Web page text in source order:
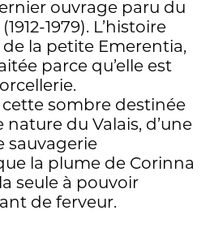
ouvrage paru du
1979). L’histoire
la petite Emerentia,
parce qu’elle est
sombre destinée
du Valais, d’une
sauvagerie
la plume de Corinna
seule à pouvoir
de ferveur.